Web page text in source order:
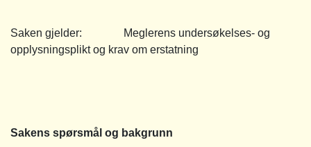
Saken gjelder: Meglerens undersøkelses- og
opplysningsplikt og krav om erstatning
Sakens spørsmål og bakgrunn